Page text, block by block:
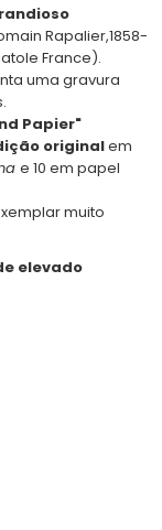
Rapalier,1858-
France).
uma gravura
Papier"
originalem
e 10 em papel
muito
de elevado